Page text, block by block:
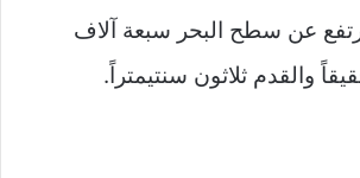
عن سطح البحر سبعة آلاف
والقدم ثلاثون سنتيمتراً.